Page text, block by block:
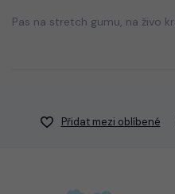
Pas na stretch gumu, na živo
Přidat mezi oblíbené